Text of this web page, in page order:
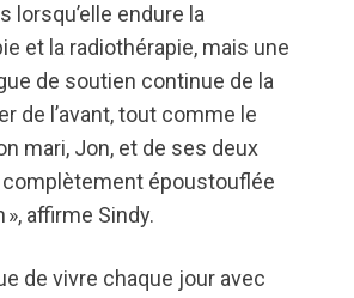
lorsqu’elle endure la
et la radiothérapie, mais une
de soutien continue de la
de l’avant, tout comme le
mari, Jon, et de ses deux
complètement époustouflée
affirme Sindy.
de vivre chaque jour avec